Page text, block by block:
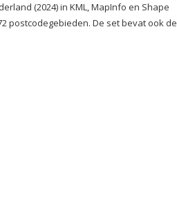
(2024) in KML, MapInfo en Shape
postcodegebieden. De set bevat ook de